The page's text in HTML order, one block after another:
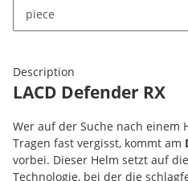
piece
This item has variations. Please
variation.
Description
LACD Defender RX
Wer auf der Suche nach einem
Tragen fast vergisst, kommt am
vorbei. Dieser Helm setzt auf
Technologie, bei der die